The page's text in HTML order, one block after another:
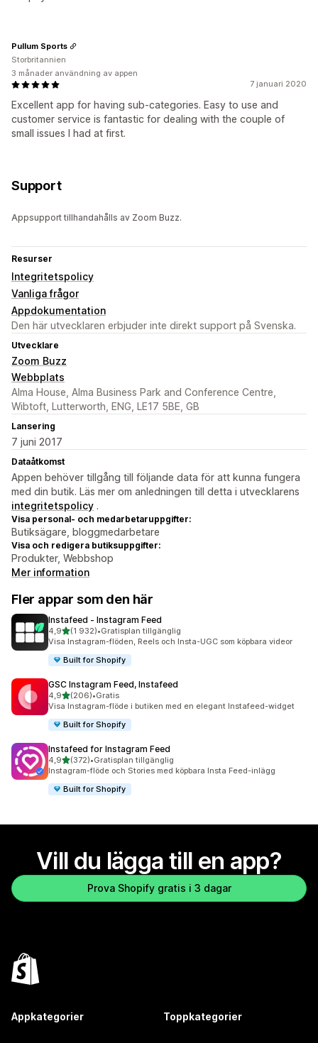
7 januari 2020
Excellent app for having sub-categories. Easy to use and
customer service is fantastic for dealing with the couple of
small issues I had at first.
Pullum Sports
Storbritannien
3 månader användning av appen
Support
Appsupport tillhandahålls av Zoom Buzz.
Resurser
Integritetspolicy
Vanliga frågor
Appdokumentation
Den här utvecklaren erbjuder inte direkt support på Svenska.
Utvecklare
Zoom Buzz
Webbplats
Alma House, Alma Business Park and Conference Centre,
Wibtoft, Lutterworth, ENG, LE17 5BE, GB
Lansering
7 juni 2017
Dataåtkomst
Appen behöver tillgång till följande data för att kunna fungera
med din butik. Läs mer om anledningen till detta i utvecklarens
integritetspolicy .
Visa personal- och medarbetaruppgifter:
Butiksägare, bloggmedarbetare
Visa och redigera butiksuppgifter:
Produkter, Webbshop
Mer information
Fler appar som den här
Instafeed ‑ Instagram Feed
4,9av 5 stjärnor
(1 932)
1932 recensioner totalt
•Gratisplan tillgänglig
Visa Instagram-flöden, Reels och Insta-UGC som köpbara videor
Built for Shopify
GSC Instagram Feed, Instafeed
4,9av 5 stjärnor
(206)
206 recensioner totalt
•Gratis
Visa Instagram-flöde i butiken med en elegant Instafeed-widget
Built for Shopify
Instafeed for Instagram Feed
4,9av 5 stjärnor
(372)
372 recensioner totalt
•Gratisplan tillgänglig
Instagram-flöde och Stories med köpbara Insta Feed-inlägg
Built for Shopify
Vill du lägga till en app?
Prova Shopify gratis i 3 dagar
Appkategorier Toppkategorier